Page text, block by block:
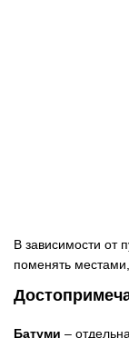
В зависимости от
поменять
Батуми –